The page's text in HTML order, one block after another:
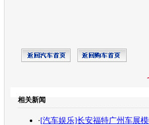
相关新闻
·[汽车娱乐]长安福特广州车展